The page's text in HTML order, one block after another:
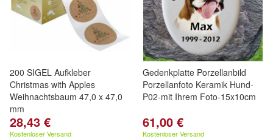
200 SIGEL Aufkleber
Christmas with Apples
Weihnachtsbaum 47,0 x 47,0
mm
28,43 €
Kostenloser Versand
Gedenkplatte Porzellanbild
Porzellanfoto Keramik Hund-
P02-mit Ihrem Foto-15x10cm
61,00 €
Kostenloser Versand